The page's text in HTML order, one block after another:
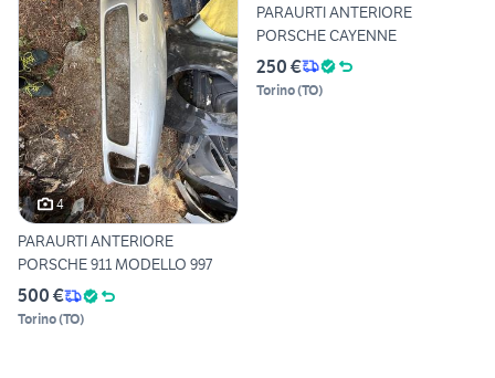
4
PARAURTI ANTERIORE
PORSCHE 911 MODELLO 997
500 €
Torino(TO)
PARAURTI ANTERIORE
PORSCHE CAYENNE
250 €
Torino(TO)